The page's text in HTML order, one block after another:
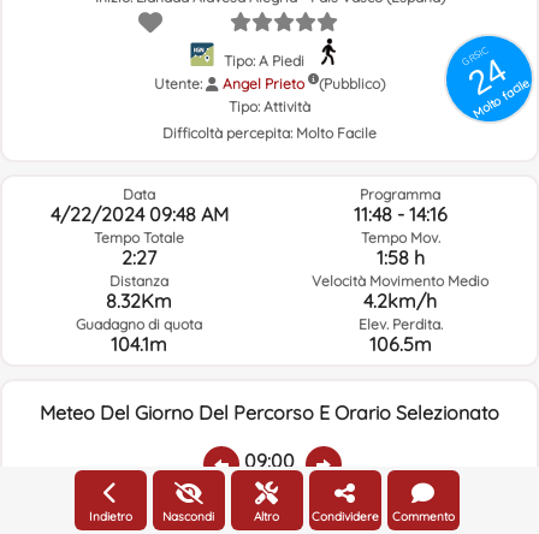
GRSIC
24
Molto facile
Tipo: A Piedi
Utente:
Angel Prieto
(Pubblico)
Tipo: Attività
Difficoltà percepita: Molto Facile
Data
4/22/2024 09:48 AM
Tempo Totale
2:27
Distanza
8.32Km
Guadagno di quota
104.1m
Programma
11:48 - 14:16
Tempo Mov.
1:58 h
Velocità Movimento Medio
4.2km/h
Elev. Perdita.
106.5m
Meteo Del Giorno Del Percorso E Orario Selezionato
09:00
Indietro Nascondi Altro Condividere Commento